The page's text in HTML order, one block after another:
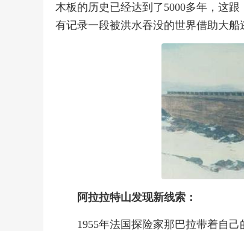
木板的历史已经达到了5000多年，这
有记录一段被洪水吞没的世界借助大船
阿拉拉特山发现新线索：
1955年法国探险家那巴拉带着自